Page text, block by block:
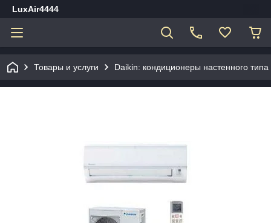
LuxAir4444
Товары и услуги Daikin: кондиционеры настенного типа